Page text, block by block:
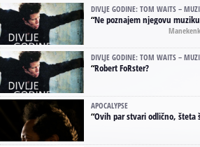
DIVLJE GODINE: TOM WAITS –
“Ne poznajem njegovu muziku, ali vise puta nego sto sam to zazeleo gledao sam njegove umjetnicke slike
DIVLJE GODINE: TOM WAITS –
“Robert FoRster?
APOCALYPSE
“Ovih par stvari odlično, šteta što je leto pri kraju, a kaput koji te